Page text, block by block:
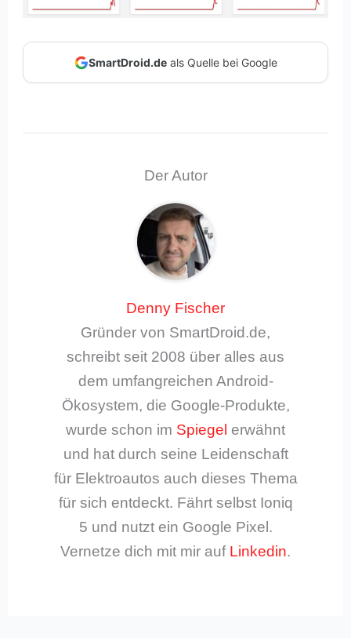
SmartDroid.deals Quelle bei Google
Der Autor
Denny Fischer
Gründer von SmartDroid.de,
schreibt seit 2008 über alles aus
dem umfangreichen Android-
Ökosystem, die Google-Produkte,
wurde schon im Spiegel erwähnt
und hat durch seine Leidenschaft
für Elektroautos auch dieses Thema
für sich entdeckt. Fährt selbst Ioniq
5 und nutzt ein Google Pixel.
Vernetze dich mit mir auf Linkedin.